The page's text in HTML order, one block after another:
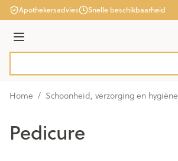
Ga naar de inhoud
Apothekersadvies Snelle beschikbaarheid
Menu
Home / Schoonheid, verzorging en hygiëne
Pedicure